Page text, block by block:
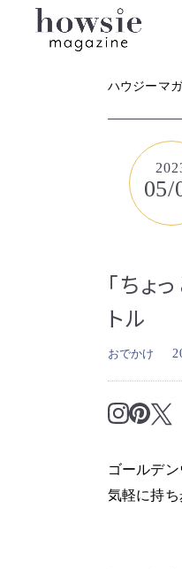
ハウジーマ
05/
「ちょ
トル
おでかけ
ゴールデ
気軽に持ち